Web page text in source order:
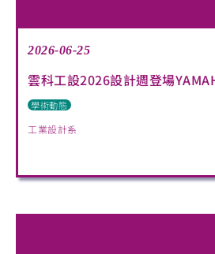
2026-06-25
雲科工設2026設計週登場
學術動態
工業設計系